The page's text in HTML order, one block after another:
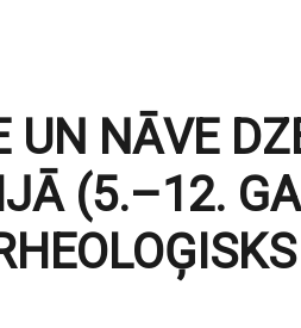
UN NĀVE
(5.–12.